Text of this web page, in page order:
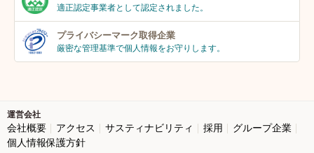
適正認定事業者として認定されました。
プライバシーマーク取得企業
厳密な管理基準で個人情報をお守りします。
運営会社
会社概要 アクセス サスティナビリティ 採用
グループ企業
個人情報保護方針